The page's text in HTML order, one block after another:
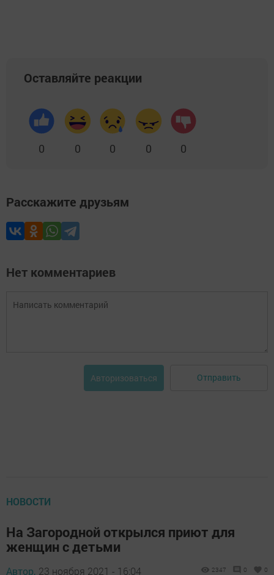
Оставляйте реакции
0 0 0 0 0
Расскажите друзьям
Нет комментариев
Авторизоваться Отправить
НОВОСТИ
На Загородной открылся приют для
женщин с детьми
Автор, 23 ноября 2021 - 16:04 2347 0 0